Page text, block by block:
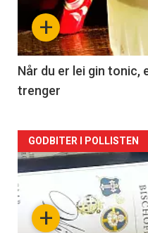
nå
-
2
+
Når du er lei gin tonic,
trenger
Forsiden
akkurat
nå+
GODBITER I POLLISTEN